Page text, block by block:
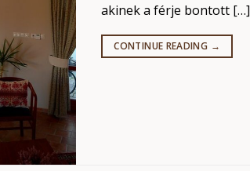
akinek a férje bontott […]
CONTINUE READING →